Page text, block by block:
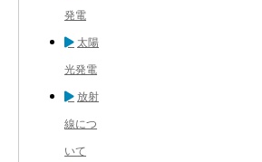
発電
太陽
光発電
放射
線につ
いて